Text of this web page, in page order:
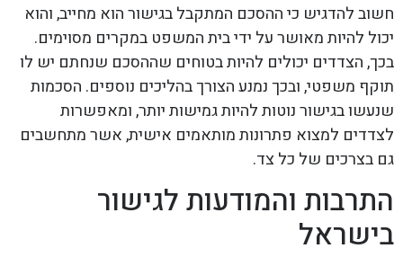
חשוב להדגיש כי ההסכם המתקבל בגישור הוא מחייב, והוא
יכול להיות מאושר על ידי בית המשפט במקרים מסוימים.
בכך, הצדדים יכולים להיות בטוחים שההסכם שנחתם יש לו
תוקף משפטי, ובכך נמנע הצורך בהליכים נוספים. הסכמות
שנעשו בגישור נוטות להיות גמישות יותר, ומאפשרות
לצדדים למצוא פתרונות מותאמים אישית, אשר מתחשבים
גם בצרכים של כל צד.
התרבות והמודעות לגישור
בישראל